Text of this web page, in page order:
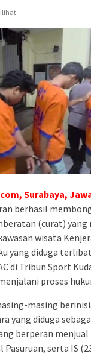
Surabaya,
berhasil
(curat)
wisata
yang diduga
di Tribun Sport
proses
masing
yang diduga
berperan
Pasuruan, serta IS